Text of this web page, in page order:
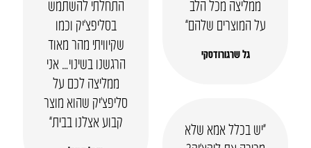
ממליצה מכל הלב
על המוצרים שלהם”
גל שרגורודסקי
התחלתי להשתמש
בסליפצ’יק וכמו
שקיוויתי מהר מאוד
הרגשנו בשינוי… אני
ממליצה לכם על
סליפצ’יק שהוא מוצר
קבוע אצלנו בבית”
“יש בכלל אמא שלא